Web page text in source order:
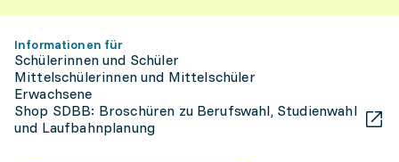
Informationen für
Schülerinnen und Schüler
Mittelschülerinnen und Mittelschüler
Erwachsene
Shop SDBB: Broschüren zu Berufswahl, Studienwahl
und Laufbahnplanung